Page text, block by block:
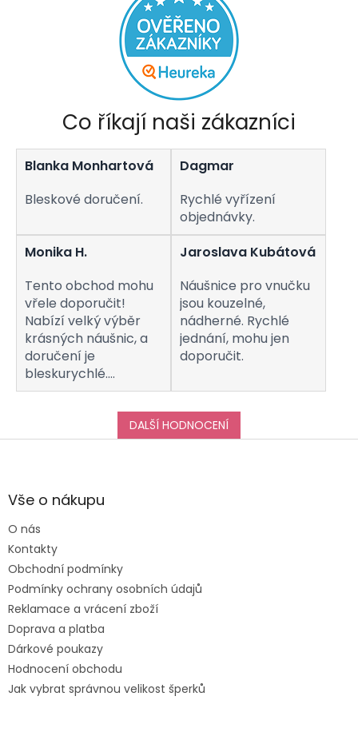
Co říkají naši zákazníci
Blanka Monhartová
Bleskové doručení.
Dagmar
Rychlé vyřízení
objednávky.
Monika H.
Tento obchod mohu
vřele doporučit!
Nabízí velký výběr
krásných náušnic, a
doručení je
bleskurychlé.
Komunikaci s
obchodem hodnotím
taktéž na jedničku!
Děkuji za vše, a určitě
Jaroslava Kubátová
Náušnice pro vnučku
jsou kouzelné,
nádherné. Rychlé
jednání, mohu jen
doporučit.
DALŠÍ HODNOCENÍ
Z
aVše o nákupu
O nás
Kontakty
Obchodní podmínky
Podmínky ochrany osobních údajů
Reklamace a vrácení zboží
Doprava a platba
Dárkové poukazy
Hodnocení obchodu
Jak vybrat správnou velikost šperků